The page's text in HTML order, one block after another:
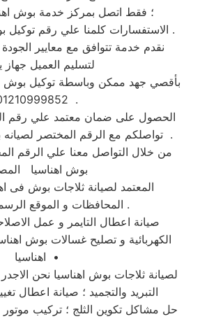
؛ فقط اتصل بمركز خدمة بوش
الاستفسارات كلمنا علي رقم توكيل بوش اهناسيا المختصر .
نقدم خدمة تتوافق مع معايير
لتسليم العميل جهاز
بأقصي جهد ممكن وباسطة توكيل بوش
01210999852 .
الحصول على ضمان معتمد علي رقم
تواصلكم مع الرقم المختصر لصيانه بوش اهناسيا باهناسيا .
من خلال التواصل معنا علي الرقم
بوش اهناسيا
المعتمد لصيانة ثلاجات بوش فى
المحافظات و الموقع الرسمي في مصر .
صيانة اعطال التايمر و عمل
الكهربائية و تصليح غسالات بوش
اهناسيا •
لصيانة ثلاجات بوش اهناسيا نحن
التبريد والتجميد ؛ صيانة اعطال
حل مشاكل تكوين الثلج ؛ تركيب موتور